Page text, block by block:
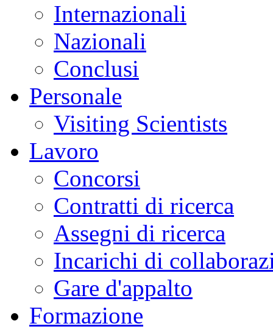
Internazionali
Nazionali
Conclusi
Personale
Visiting Scientists
Lavoro
Concorsi
Contratti di ricerca
Assegni di ricerca
Incarichi di
Gare d'appalto
Formazione